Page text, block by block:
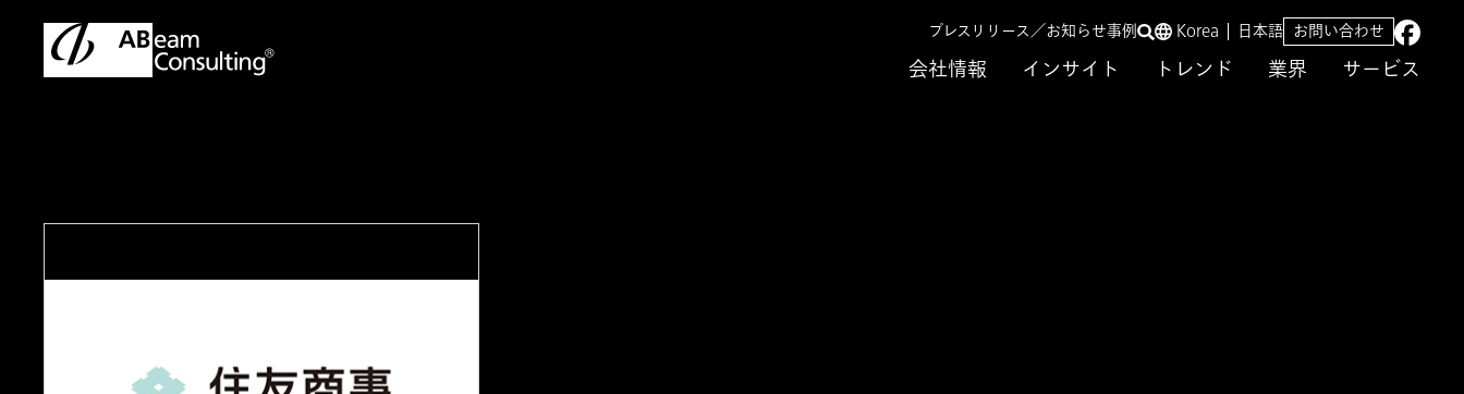
会社情報 インサイト トレンド 業界 サービス
プレスリリース／お知らせ事例 Korea 日本語 お問い合わせ